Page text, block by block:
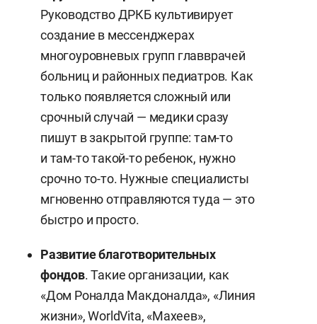
РуководствоДРКБ культивирует
создание в мессенджерах
многоуровневых групп главврачей
больниц и районных педиатров. Как
только появляется сложный или
срочный случай — медики сразу
пишут в закрытой группе: там-то
и там-то такой-то ребенок, нужно
срочно то-то. Нужные специалисты
мгновенно отправляются туда — это
быстро и просто.
Развитие благотворительных
фондов. Такие организации, как
«Дом Роналда Макдоналда», «Линия
жизни», WorldVita, «Махеев»,